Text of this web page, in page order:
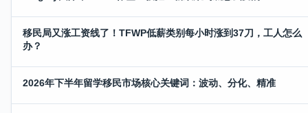
移民局又涨工资线了！TFWP低薪类别每小时涨到37刀，工人怎么
办？
2026年下半年留学移民市场核心关键词：波动、分化、精准